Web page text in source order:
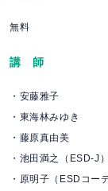
無料
講 師
・安藤雅子
・東海林みゆき
・藤原真由美
・池田満之（ESD-J）
・原明子（ESDコー